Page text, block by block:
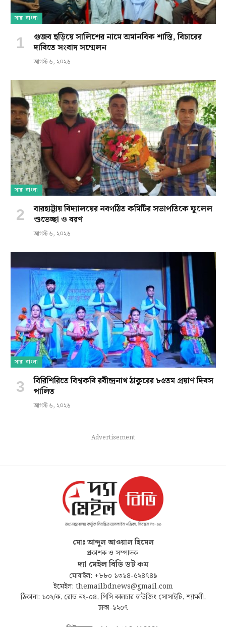
সারা বাংলা
গুজব ছড়িয়ে সালিশের নামে অমানবিক শাস্তি, বিচারের
দাবিতে সংবাদ সম্মেলন
আগস্ট ৬, ২০২৬
সারা বাংলা
বারহাট্টায় বিদ্যালয়ের নবগঠিত কমিটির সভাপতিকে ফুলেল
শুভেচ্ছা ও বরণ
আগস্ট ৬, ২০২৬
সারা বাংলা
বিরিশিরিতে বিশ্বকবি রবীন্দ্রনাথ ঠাকুরের ৮৫তম প্রয়াণ দিবস
পালিত
আগস্ট ৬, ২০২৬
Advertisement
মোঃ আব্দুল আওয়াল হিমেল
প্রকাশক ও সম্পাদক
দ্যা মেইল বিডি ডট কম
মোবাইল: +৮৮০ ১৩১৪-৫২৪৭৪৯
ইমেইল: themailbdnews@gmail.com
ঠিকানা: ১০২/ক, রোড নং-০৪, পিসি কালচার হাউজিং সোসাইটি, শ্যামলী,
ঢাকা-১২০৭